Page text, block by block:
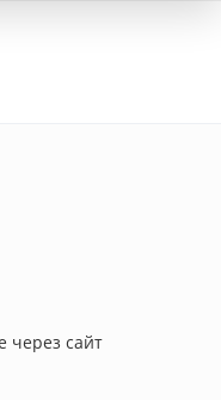
через сайт